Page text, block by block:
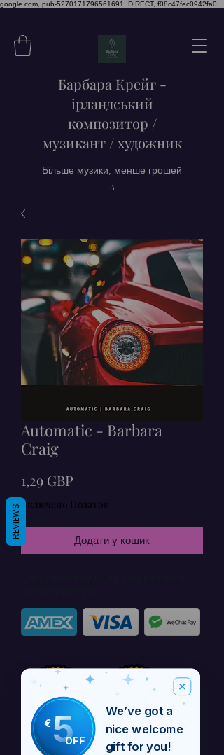
google.com, pub-5270171796561691, DIRECT, f08c47fec0942fa0
Барбара Крейг -
ірландський
композитор /
музикант / художник
Більше музики, менше грошей
:)
Automatic - Barbara
Craig
1,29 GBP
Включено Податок
Додати у кошик
€5OFF
We’ve got a
nice welcome
gift for you!
REVIEWS